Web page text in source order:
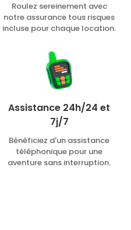
Roulez sereinement avec
notre assurance tous risques
incluse pour chaque location.
Assistance 24h/24 et
7j/7
Bénéficiez d'un assistance
téléphonique pour une
aventure sans interruption.